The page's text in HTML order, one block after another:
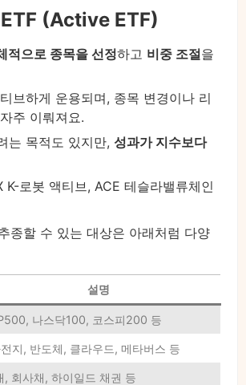
(Active ETF)
적으로 종목을 선정하고 비중 조절을
브하게 운용되며, 종목 변경이나 리
주 이뤄져요.
는 목적도 있지만, 성과가 지수보다
K-로봇 액티브, ACE 테슬라밸류체인
종할 수 있는 대상은 아래처럼 다양
설명
나스닥100, 코스피200 등
지, 반도체, 클라우드, 메타버스 등
, 회사채, 하이일드 채권 등